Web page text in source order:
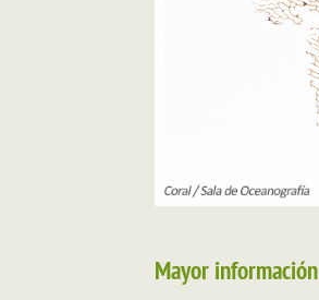
Mayor información